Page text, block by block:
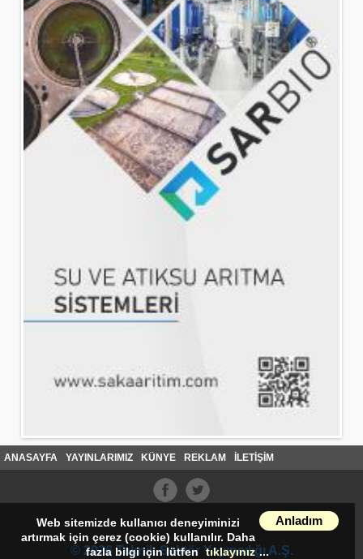
Anladım
Web sitemizde kullanıcı deneyiminizi
artırmak için çerez (cookie) kullanılır. Daha
fazla bilgi için lütfen tıklayınız ...
ANASAYFA YAYINLARIMIZ KÜNYE REKLAM İLETİŞİM
© 2026 Teknik Sektör Yayıncılığı A.Ş.